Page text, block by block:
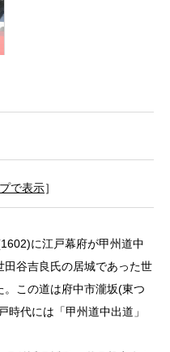
で表示］
に江戸幕府が甲州道中
谷吉良氏の居城であった世
この道は府中市瀧坂(東つ
代には「甲州道中出道」